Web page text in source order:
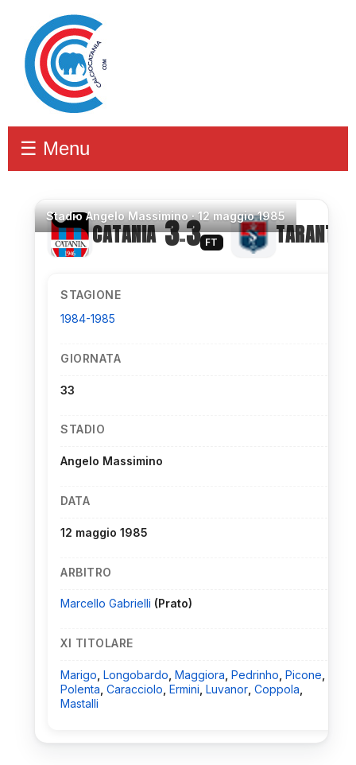
☰ Menu
StadioAngelo Massimino ·12 maggio 1985
CATANIA 3–3 FT TARANTO
STAGIONE
1984-1985
GIORNATA
33
STADIO
Angelo Massimino
DATA
12 maggio 1985
ARBITRO
Marcello Gabrielli (Prato)
XI TITOLARE
Marigo Longobardo Maggiora Pedrinho Picone
Polenta Caracciolo Ermini Luvanor Coppola
Mastalli